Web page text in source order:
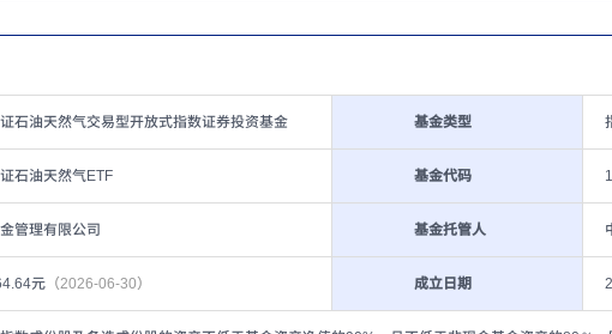
石油天然气交易型开放式指数证券投资基金 基金类型
石油天然气ETF 基金代码
管理有限公司 基金托管人
元 （2026-06-30） 成立日期